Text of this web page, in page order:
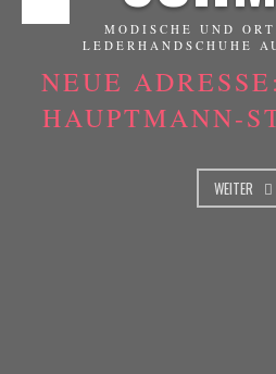
MODISCHE UND
LEDERHANDSCHUHE
NEUE
HAUPTMANN-
WEITER